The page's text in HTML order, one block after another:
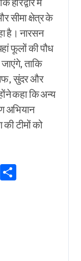
सीमा क्षेत्र के
है। नारसन
फूलों की पौध
ताकि
सुंदर और
कहा कि अन्य
अभियान
टीमों को
Messenger